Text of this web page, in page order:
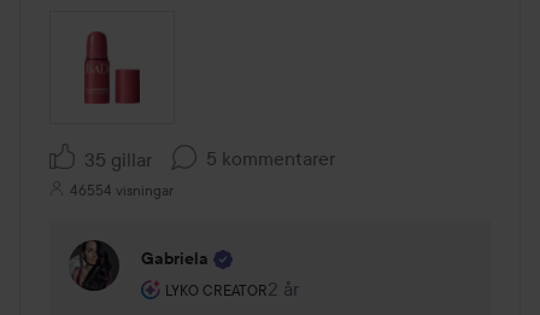
35 gillar 5 kommentarer
46554 visningar
Gabriela
LYKO CREATOR
Användarens roll: Lyko Creator.
2 år
Kommentaren lades 2 år